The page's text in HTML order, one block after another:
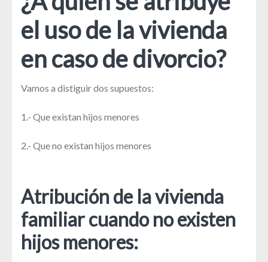
el uso de la vivienda
en caso de divorcio?
Vamos a distiguir dos supuestos:
1.- Que existan hijos menores
2.- Que no existan hijos menores
Atribución de la vivienda
familiar cuando no existen
hijos menores: